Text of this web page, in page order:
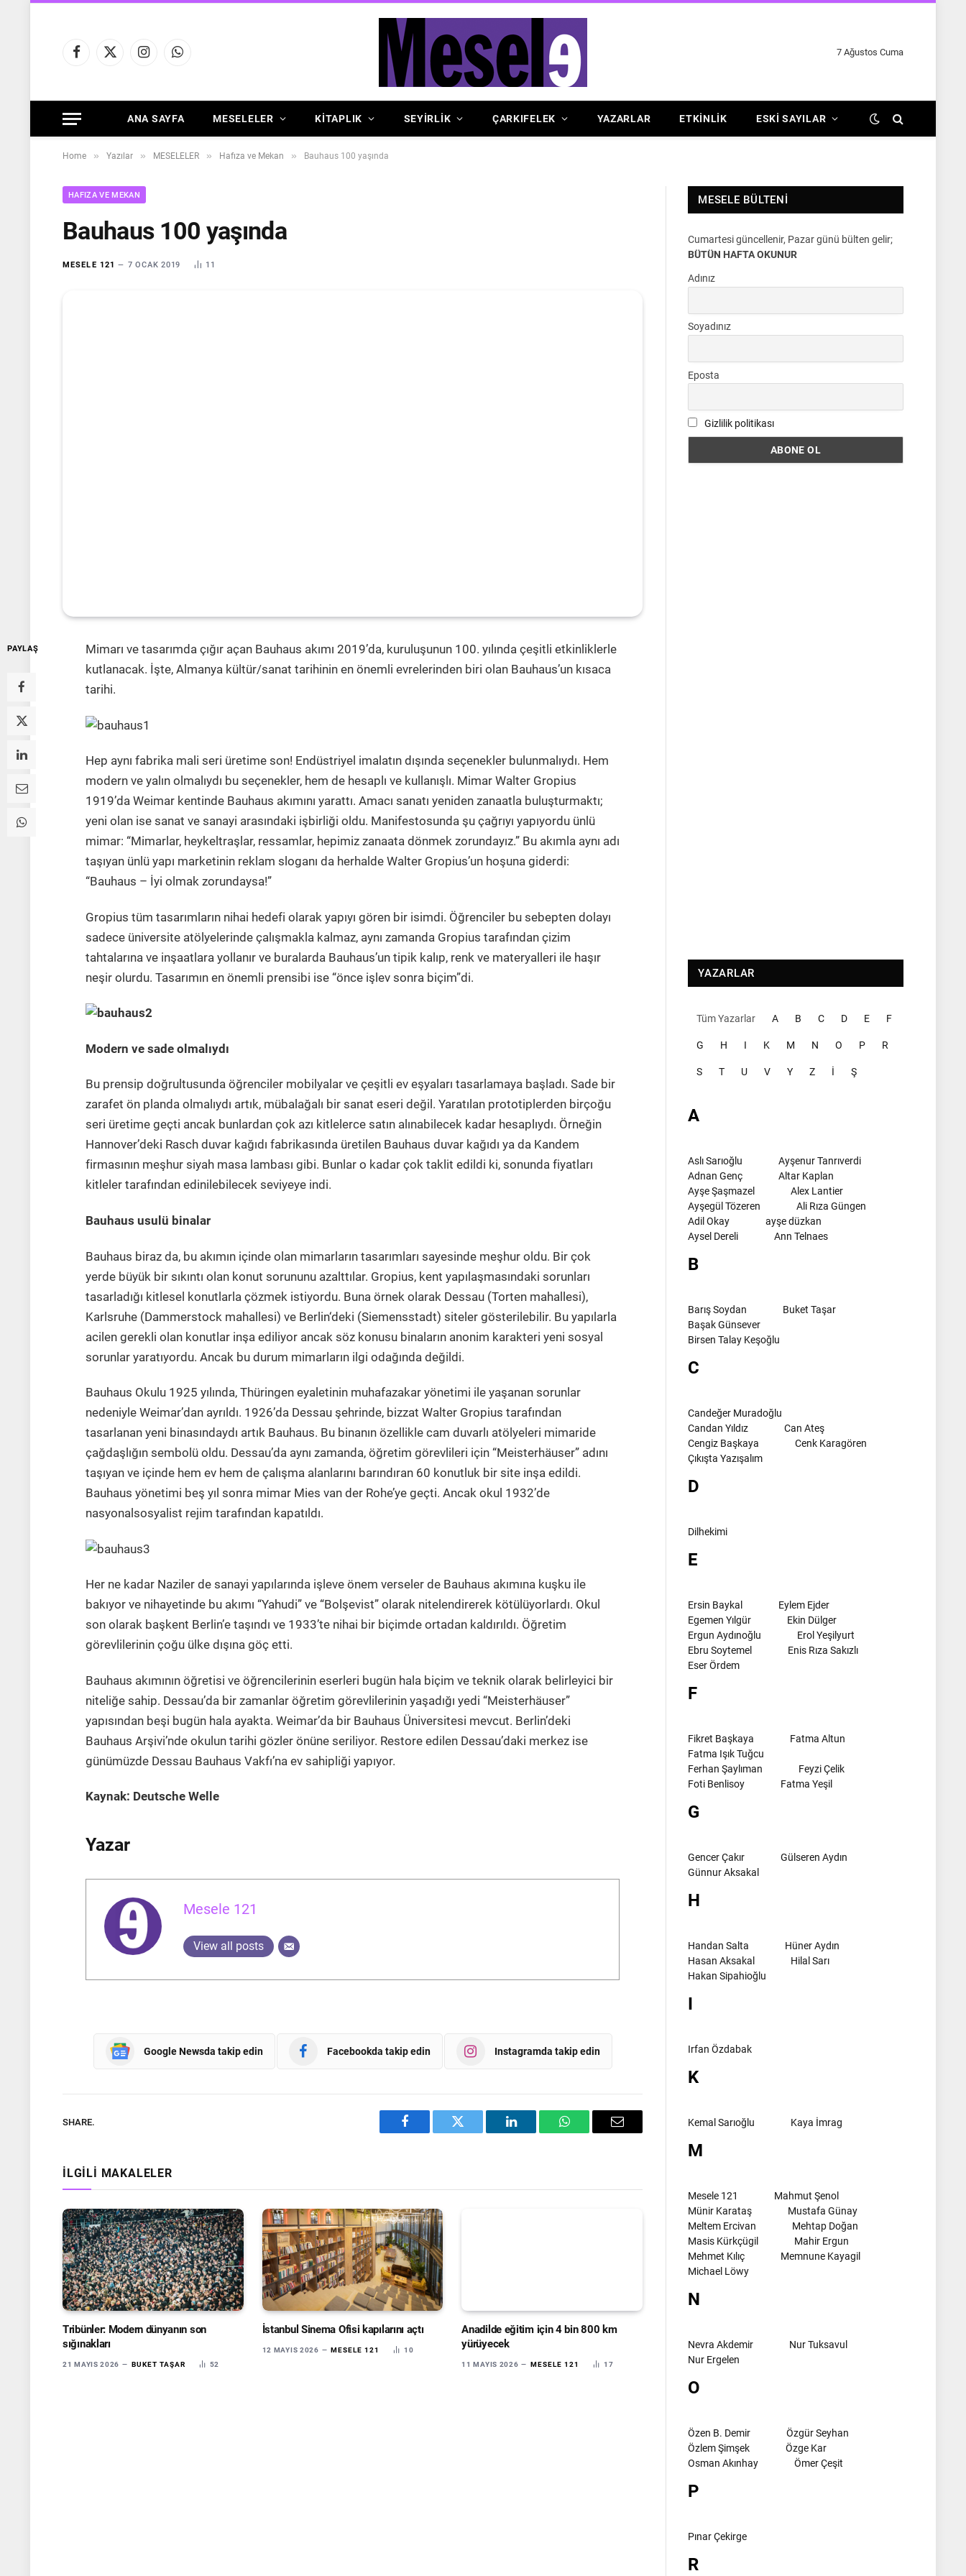
Facebook
X
InstagramWhatsApp
7 Ağustos Cuma
ANA SAYFA MESELELER KİTAPLIK SEYİRLİK ÇARKIFELEK YAZARLAR ETKINLIK ESKI SAYILAR
Home » Yazılar » MESELELER » Hafıza ve Mekan » Bauhaus 100 yaşında
HAFIZA VE MEKAN
Bauhaus 100 yaşında
MESELE 121 7 OCAK 2019 11
PAYLAŞ
Mimarı ve tasarımda çığır açan Bauhaus akımı 2019’da, kuruluşunun 100. yılında çeşitli etkinliklerle
kutlanacak. İşte, Almanya kültür/sanat tarihinin en önemli evrelerinden biri olan Bauhaus’un kısaca
tarihi.
Hep aynı fabrika mali seri üretime son! Endüstriyel imalatın dışında seçenekler bulunmalıydı. Hem
modern ve yalın olmalıydı bu seçenekler, hem de hesaplı ve kullanışlı. Mimar Walter Gropius
1919’da Weimar kentinde Bauhaus akımını yarattı. Amacı sanatı yeniden zanaatla buluşturmaktı;
yeni olan ise sanat ve sanayi arasındaki işbirliği oldu. Manifestosunda şu çağrıyı yapıyordu ünlü
mimar: “Mimarlar, heykeltraşlar, ressamlar, hepimiz zanaata dönmek zorundayız.” Bu akımla aynı adı
taşıyan ünlü yapı marketinin reklam sloganı da herhalde Walter Gropius’un hoşuna giderdi:
“Bauhaus – İyi olmak zorundaysa!”
Gropius tüm tasarımların nihai hedefi olarak yapıyı gören bir isimdi. Öğrenciler bu sebepten dolayı
sadece üniversite atölyelerinde çalışmakla kalmaz, aynı zamanda Gropius tarafından çizim
tahtalarına ve inşaatlara yollanır ve buralarda Bauhaus’un tipik kalıp, renk ve materyalleri ile haşır
neşir olurdu. Tasarımın en önemli prensibi ise “önce işlev sonra biçim”di.
Modern ve sade olmalıydı
Bu prensip doğrultusunda öğrenciler mobilyalar ve çeşitli ev eşyaları tasarlamaya başladı. Sade bir
zarafet ön planda olmalıydı artık, mübalağalı bir sanat eseri değil. Yaratılan prototiplerden birçoğu
seri üretime geçti ancak bunlardan çok azı kitlelerce satın alınabilecek kadar hesaplıydı. Örneğin
Hannover’deki Rasch duvar kağıdı fabrikasında üretilen Bauhaus duvar kağıdı ya da Kandem
firmasının meşhur siyah masa lambası gibi. Bunlar o kadar çok taklit edildi ki, sonunda fiyatları
kitleler tarafından edinilebilecek seviyeye indi.
Bauhaus usulü binalar
Bauhaus biraz da, bu akımın içinde olan mimarların tasarımları sayesinde meşhur oldu. Bir çok
yerde büyük bir sıkıntı olan konut sorununu azalttılar. Gropius, kent yapılaşmasındaki sorunları
tasarladığı kitlesel konutlarla çözmek istiyordu. Buna örnek olarak Dessau (Torten mahallesi),
Karlsruhe (Dammerstock mahallesi) ve Berlin‘deki (Siemensstadt) siteler gösterilebilir. Bu yapılarla
acilen gerekli olan konutlar inşa ediliyor ancak söz konusu binaların anonim karakteri yeni sosyal
sorunlar yaratıyordu. Ancak bu durum mimarların ilgi odağında değildi.
Bauhaus Okulu 1925 yılında, Thüringen eyaletinin muhafazakar yönetimi ile yaşanan sorunlar
nedeniyle Weimar’dan ayrıldı. 1926’da Dessau şehrinde, bizzat Walter Gropius tarafından
tasarlanan yeni binasındaydı artık Bauhaus. Bu binanın özellikle cam duvarlı atölyeleri mimaride
çağdaşlığın sembolü oldu. Dessau’da aynı zamanda, öğretim görevlileri için “Meisterhäuser” adını
taşıyan ve içinde hem ev hem de çalışma alanlarını barındıran 60 konutluk bir site inşa edildi.
Bauhaus yönetimi beş yıl sonra mimar Mies van der Rohe’ye geçti. Ancak okul 1932’de
nasyonalsosyalist rejim tarafından kapatıldı.
Her ne kadar Naziler de sanayi yapılarında işleve önem verseler de Bauhaus akımına kuşku ile
bakıyor ve nihayetinde bu akımı “Yahudi” ve “Bolşevist” olarak nitelendirerek kötülüyorlardı. Okul
son olarak başkent Berlin’e taşındı ve 1933’te nihai bir biçimde ortadan kaldırıldı. Öğretim
görevlilerinin çoğu ülke dışına göç etti.
Bauhaus akımının öğretisi ve öğrencilerinin eserleri bugün hala biçim ve teknik olarak belirleyici bir
niteliğe sahip. Dessau’da bir zamanlar öğretim görevlilerinin yaşadığı yedi “Meisterhäuser”
yapısından beşi bugün hala ayakta. Weimar’da bir Bauhaus Üniversitesi mevcut. Berlin’deki
Bauhaus Arşivi’nde okulun tarihi gözler önüne seriliyor. Restore edilen Dessau’daki merkez ise
günümüzde Dessau Bauhaus Vakfı’na ev sahipliği yapıyor.
Kaynak: Deutsche Welle
Yazar
Mesele 121
View all posts
Google Newsda takip edin Facebookda takip edin Instagramda takip edin
SHARE.
Facebook Twitter LinkedIn WhatsAppEmail
İLGILI MAKALELER
Tribünler: Modern dünyanın son
sığınakları
21 MAYIS 2026 BUKET TAŞAR 52
İstanbul Sinema Ofisi kapılarını açtı
12 MAYIS 2026 MESELE 121 10
Anadilde eğitim için 4 bin 800 km
yürüyecek
11 MAYIS 2026 MESELE 121 17
MESELE BÜLTENI
Cumartesi güncellenir, Pazar günü bülten gelir;
BÜTÜN HAFTA OKUNUR
Adınız
Soyadınız
Eposta
Gizlilik politikası
YAZARLAR
Tüm Yazarlar A B C D E F
G H I K M N O P R
S T U V Y Z İ Ş
A
Aslı Sarıoğlu
Ayşenur Tanrıverdi
Adnan Genç
Altar Kaplan
Ayşe Şaşmazel
Alex Lantier
Ayşegül Tözeren
Ali Rıza Güngen
Adil Okay
ayşe düzkan
Aysel Dereli
Ann Telnaes
B
Barış Soydan
Buket Taşar
Başak Günsever
Birsen Talay Keşoğlu
C
Candeğer Muradoğlu
Candan Yıldız
Can Ateş
Cengiz Başkaya
Cenk Karagören
Çıkışta Yazışalım
D
Dilhekimi
E
Ersin Baykal
Eylem Ejder
Egemen Yılgür
Ekin Dülger
Ergun Aydınoğlu
Erol Yeşilyurt
Ebru Soytemel
Enis Rıza Sakızlı
Eser Ördem
F
Fikret Başkaya
Fatma Altun
Fatma Işık Tuğcu
Ferhan Şaylıman
Feyzi Çelik
Foti Benlisoy
Fatma Yeşil
G
Gencer Çakır
Gülseren Aydın
Günnur Aksakal
H
Handan Salta
Hüner Aydın
Hasan Aksakal
Hilal Sarı
Hakan Sipahioğlu
I
Irfan Özdabak
K
Kemal Sarıoğlu Kaya İmrag
M
Mesele 121
Mahmut Şenol
Münir Karataş
Mustafa Günay
Meltem Ercivan
Mehtap Doğan
Masis Kürkçügil
Mahir Ergun
Mehmet Kılıç
Memnune Kayagil
Michael Löwy
N
Nevra Akdemir
Nur Tuksavul
Nur Ergelen
O
Özen B. Demir
Özgür Seyhan
Özlem Şimşek
Özge Kar
Osman Akınhay
Ömer Çeşit
P
Pınar Çekirge
R